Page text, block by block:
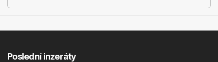
Poslední inzeráty